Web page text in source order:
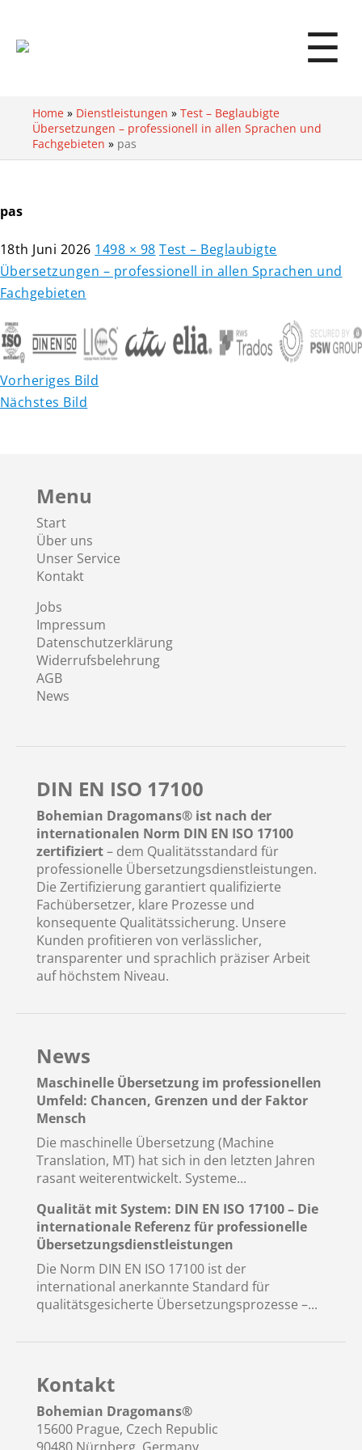
☰
Home » Dienstleistungen » Test – Beglaubigte
Übersetzungen – professionell in allen Sprachen und
Fachgebieten » pas
pas
18th Juni 2026 1498 × 98 Test – Beglaubigte
Übersetzungen – professionell in allen Sprachen und
Fachgebieten
Vorheriges Bild
Nächstes Bild
Menu
Start
Über uns
Unser Service
Kontakt
Jobs
Impressum
Datenschutzerklärung
Widerrufsbelehrung
AGB
News
DIN EN ISO 17100
Bohemian Dragomans® ist nach der
internationalen Norm DIN EN ISO 17100
zertifiziert– dem Qualitätsstandard für
professionelle Übersetzungsdienstleistungen.
Die Zertifizierung garantiert qualifizierte
Fachübersetzer, klare Prozesse und
konsequente Qualitätssicherung. Unsere
Kunden profitieren von verlässlicher,
transparenter und sprachlich präziser Arbeit
auf höchstem Niveau.
News
Maschinelle Übersetzung im professionellen
Umfeld: Chancen, Grenzen und der Faktor
Mensch
Die maschinelle Übersetzung (Machine
Translation, MT) hat sich in den letzten Jahren
rasant weiterentwickelt. Systeme...
Qualität mit System: DIN EN ISO 17100 – Die
internationale Referenz für professionelle
Übersetzungsdienstleistungen
Die Norm DIN EN ISO 17100 ist der
international anerkannte Standard für
qualitätsgesicherte Übersetzungsprozesse –...
Kontakt
Bohemian Dragomans®
15600 Prague, Czech Republic